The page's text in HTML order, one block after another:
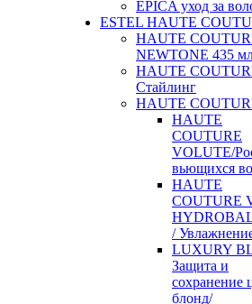
EPICA уход за
ESTEL HAUTE
HAUTE
NEWTONE 435
HAUTE
Стайлинг
HAUTE
HAUTE
COUTURE
VOLUTE/
вьющихся
HAUTE
COUTURE
/
LUXURY
Защита и
сохранение
блонд/